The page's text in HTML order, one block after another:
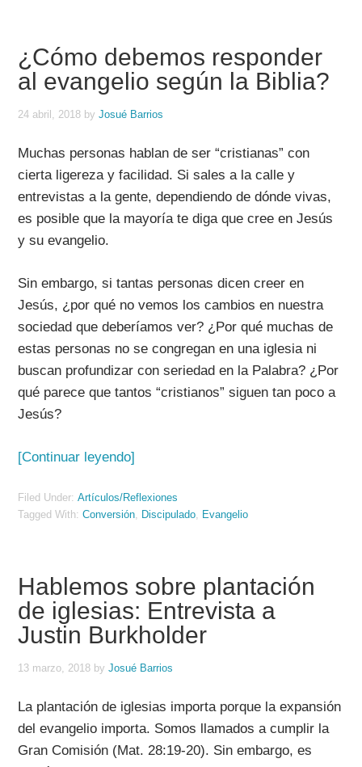
¿Cómo debemos responder
al evangelio según la Biblia?
24 abril, 2018 byJosué Barrios
Muchas personas hablan de ser “cristianas” con
cierta ligereza y facilidad. Si sales a la calle y
entrevistas a la gente, dependiendo de dónde vivas,
es posible que la mayoría te diga que cree en Jesús
y su evangelio.
Sin embargo, si tantas personas dicen creer en
Jesús, ¿por qué no vemos los cambios en nuestra
sociedad que deberíamos ver? ¿Por qué muchas de
estas personas no se congregan en una iglesia ni
buscan profundizar con seriedad en la Palabra? ¿Por
qué parece que tantos “cristianos” siguen tan poco a
Jesús?
[Continuar leyendo]
Filed Under:Artículos/Reflexiones
Tagged With:Conversión, Discipulado, Evangelio
Hablemos sobre plantación
de iglesias: Entrevista a
Justin Burkholder
13 marzo, 2018 byJosué Barrios
La plantación de iglesias importa porque la expansión
del evangelio importa. Somos llamados a cumplir la
Gran Comisión (Mat. 28:19-20). Sin embargo, es